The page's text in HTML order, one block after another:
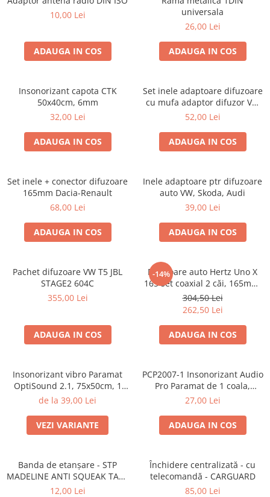
10,00 Lei
ADAUGA IN COS
universala
26,00 Lei
ADAUGA IN COS
Insonorizant capota CTK
50x40cm, 6mm
32,00 Lei
ADAUGA IN COS
Set inele adaptoare difuzoare
cu mufa adaptor difuzor VW
Passat B5/B5.5
52,00 Lei
ADAUGA IN COS
Set inele + conector difuzoare
165mm Dacia-Renault
68,00 Lei
ADAUGA IN COS
Inele adaptoare ptr difuzoare
auto VW, Skoda, Audi
39,00 Lei
ADAUGA IN COS
Pachet difuzoare VW T5 JBL
STAGE2 604C
355,00 Lei
ADAUGA IN COS
-14%
Difuzoare auto Hertz Uno X
165 set coaxial 2 căi, 165mm,
55W RMS, 4Ω, set 2 difuzoare
304,50 Lei
262,50 Lei
ADAUGA IN COS
Insonorizant vibro Paramat
OptiSound 2.1, 75x50cm, 1
coala
de la 39,00 Lei
VEZI VARIANTE
PCP2007-1 Insonorizant Audio
Pro Paramat de 1 coala,
spuma de 6mm grosime,
27,00 Lei
ADAUGA IN COS
Banda de etanșare - STP
MADELINE ANTI SQUEAK TAPE
- 15 x 2000mm
12,00 Lei
Închidere centralizată - cu
telecomandă - CARGUARD
85,00 Lei